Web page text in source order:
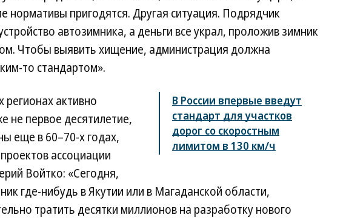
нормативы пригодятся. Другая ситуация. Подрядчик
автозимника, а деньги все украл, проложив зимник
Чтобы выявить хищение, администрация должна
то стандартом».
В России впервые введут
стандарт для участков
дорог со скоростным
лимитом в 130 км/ч
активно
не первое десятилетие,
еще в 60–70-х годах,
ассоциации
Войтко: «Сегодня,
где-нибудь в Якутии или в Магаданской области,
тратить десятки миллионов на разработку нового